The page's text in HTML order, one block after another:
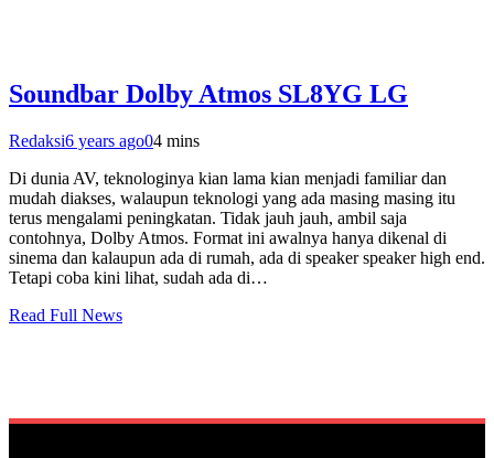
Soundbar Dolby Atmos SL8YG LG
Redaksi6 years ago04 mins
Di dunia AV, teknologinya kian lama kian menjadi familiar dan
mudah diakses, walaupun teknologi yang ada masing masing itu
terus mengalami peningkatan. Tidak jauh jauh, ambil saja
contohnya, Dolby Atmos. Format ini awalnya hanya dikenal di
sinema dan kalaupun ada di rumah, ada di speaker speaker high end.
Tetapi coba kini lihat, sudah ada di…
Read Full News